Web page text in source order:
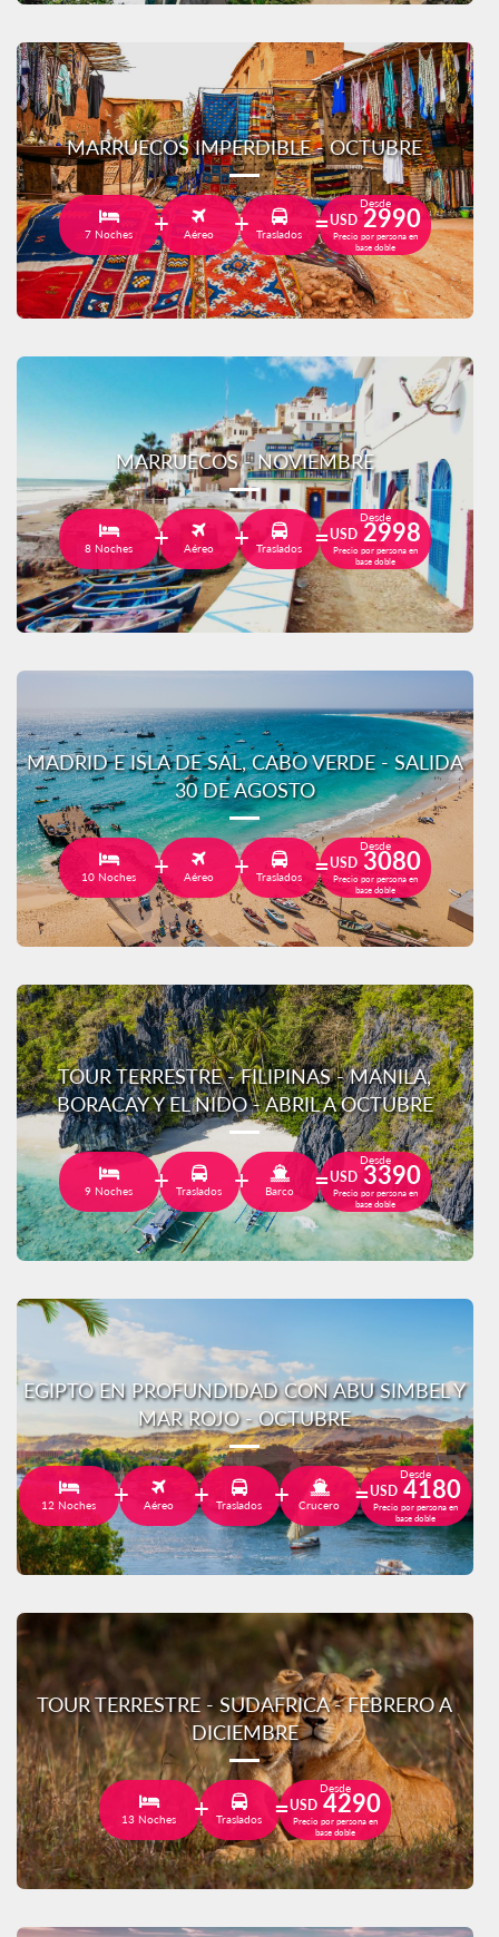
MARRUECOS IMPERDIBLE - OCTUBRE
7 Noches Aéreo Traslados
Desde
USD2990
Precio por persona en
base doble
MARRUECOS - NOVIEMBRE
8 Noches Aéreo Traslados
Desde
USD2998
Precio por persona en
base doble
MADRID E ISLA DE SAL, CABO VERDE - SALIDA
30 DE AGOSTO
10 Noches Aéreo Traslados
Desde
USD3080
Precio por persona en
base doble
TOUR TERRESTRE - FILIPINAS - MANILA,
BORACAY Y EL NIDO - ABRIL A OCTUBRE
9 Noches Traslados Barco
Desde
USD3390
Precio por persona en
base doble
EGIPTO EN PROFUNDIDAD CON ABU SIMBEL Y
MAR ROJO - OCTUBRE
12 Noches Aéreo Traslados Crucero
Desde
USD4180
Precio por persona en
base doble
TOUR TERRESTRE - SUDAFRICA - FEBRERO A
DICIEMBRE
13 Noches Traslados
Desde
USD4290
Precio por persona en
base doble